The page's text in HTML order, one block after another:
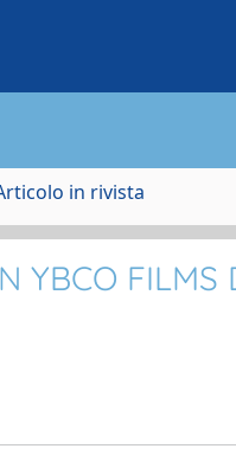
in rivista
YBCO FILMS